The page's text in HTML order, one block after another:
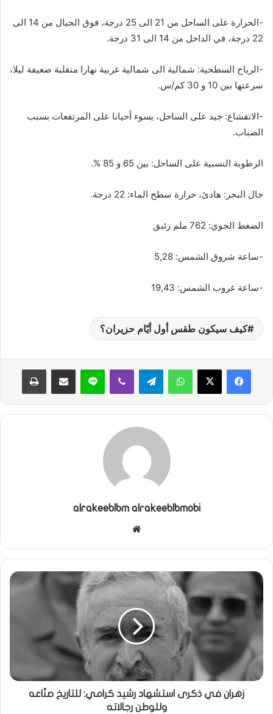
-الحرارة على الساحل من 21 الى 25 درجة، فوق الجبال من 14 الى
22 درجة، في الداخل من 14 الى 31 درجة.
-الرياح السطحية: شمالية الى شمالية غربية نهارا متقلبة ضعيفة ليلا،
سرعتها بين 10 و 30 كم/س.
-الانقشاع: جيد على الساحل، يسوء أحيانا على المرتفعات بسبب
الضباب.
الرطوبة النسبية على الساحل: بين 65 و 85 %.
حال البحر: هادئ، حرارة سطح الماء: 22 درجة.
الضغط الجوي: 762 ملم زئبق
-ساعة شروق الشمس: 5,28
-ساعة غروب الشمس: 19,43
كيف سيكون طقس أول أيّام حزيران؟
واتساب تيلقرام ڤايبر لاين مشاركة عبر البريد طباعة
alrakeeblbm alrakeeblbmobi
زهران في ذكرى استشهاد رشيد كرامي: ‏للتاريخ صنّاعه
وللوطن رجالاته